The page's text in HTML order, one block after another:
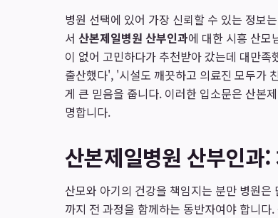
병원 선택에 있어 가장 신뢰할 수 있는 정보
서 산본제일병원 산부인과에 대한 시흥 산모
이 없어 고민하다가 추천받아 갔는데 대만
출산했다', '시설도 깨끗하고 의료진 모두가
게 큰 믿음을 줍니다. 이러한 입소문은 산본
명합니다.
산본제일병원 산부인과
산모와 아기의 건강을 책임지는 분만 병원
까지 전 과정을 함께하는 동반자여야 합니다.